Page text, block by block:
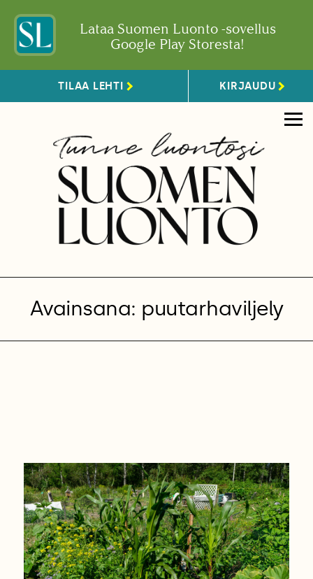
Lataa Suomen Luonto -sovellus
Google Play Storesta!
TILAA LEHTI KIRJAUDU
Avainsana: puutarhaviljely